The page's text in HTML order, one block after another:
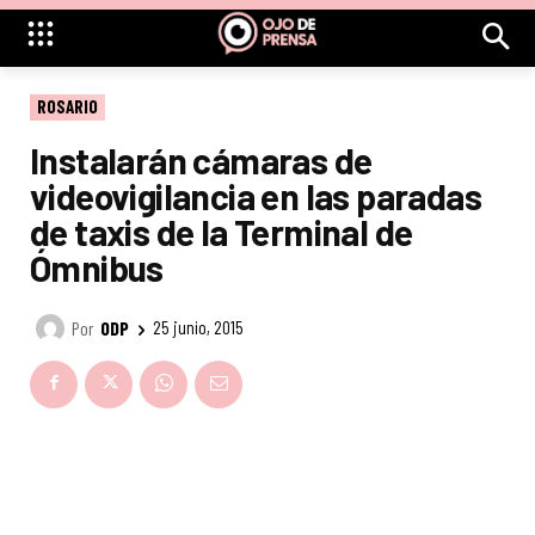
ROSARIO
Instalarán cámaras de
videovigilancia en las paradas
de taxis de la Terminal de
Ómnibus
Por ODP 25 junio, 2015